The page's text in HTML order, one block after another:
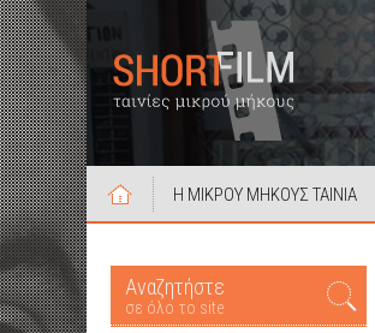
Η ΜΙΚΡΟΥ ΜΗΚΟΥΣ ΤΑΙΝΙΑ
Αναζητήστε
σε όλο το site